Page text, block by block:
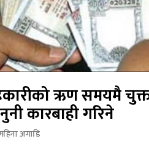
ऋण समयमै
कारबाही गरिने
अगाडि